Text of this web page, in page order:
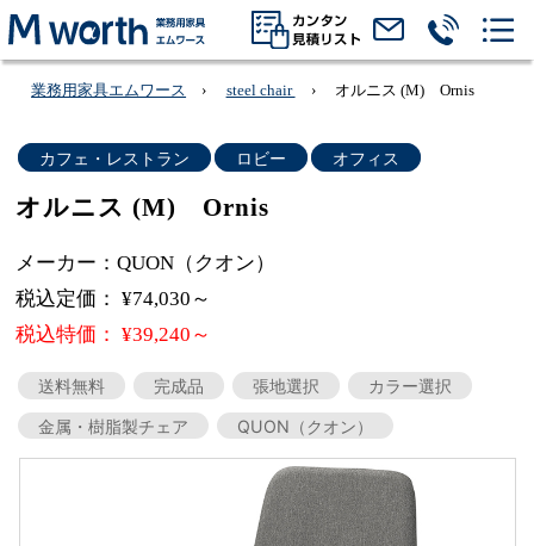
業務用家具エムワース steel chair オルニス (M) Ornis
カフェ・レストラン ロビー オフィス
オルニス (M) Ornis
メーカー：QUON（クオン）
税込定価： ¥74,030～
税込特価： ¥39,240～
送料無料 完成品 張地選択
カラー選択
金属・樹脂製チェア
QUON（クオン）